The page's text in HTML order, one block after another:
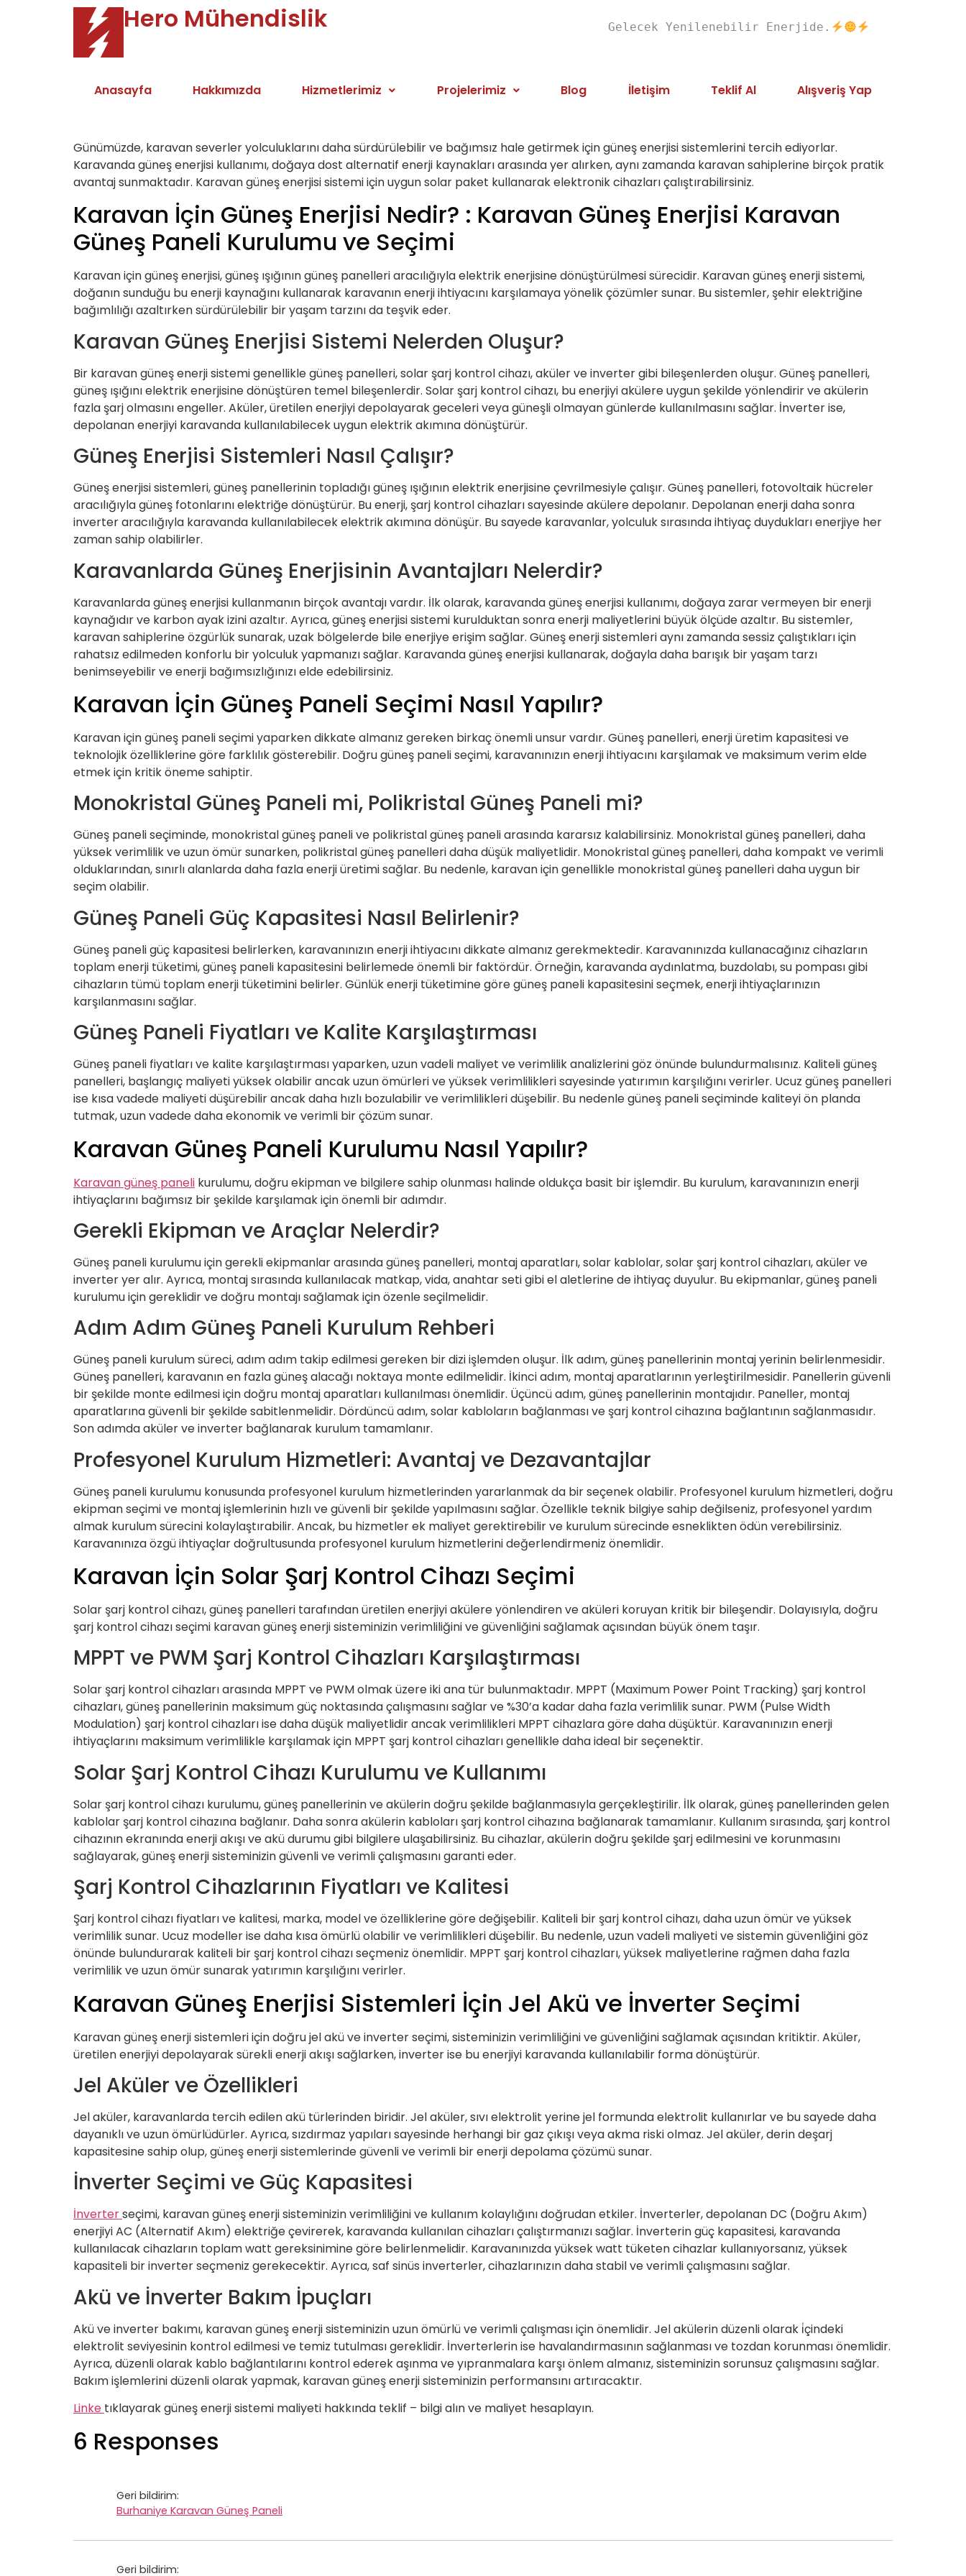
Hero Mühendislik Gelecek Yenilenebilir Enerjide.
Anasayfa Hakkımızda Hizmetlerimiz Projelerimiz Blog İletişim Teklif Al Alışveriş Yap
Günümüzde, karavan severler yolculuklarını daha sürdürülebilir ve bağımsız hale getirmek için güneş enerjisi sistemlerini tercih ediyorlar.
Karavanda güneş enerjisi kullanımı, doğaya dost alternatif enerji kaynakları arasında yer alırken, aynı zamanda karavan sahiplerine birçok pratik
avantaj sunmaktadır. Karavan güneş enerjisi sistemi için uygun solar paket kullanarak elektronik cihazları çalıştırabilirsiniz.
Karavan İçin Güneş Enerjisi Nedir? : Karavan Güneş Enerjisi Karavan
Güneş Paneli Kurulumu ve Seçimi
Karavan için güneş enerjisi, güneş ışığının güneş panelleri aracılığıyla elektrik enerjisine dönüştürülmesi sürecidir. Karavan güneş enerji sistemi,
doğanın sunduğu bu enerji kaynağını kullanarak karavanın enerji ihtiyacını karşılamaya yönelik çözümler sunar. Bu sistemler, şehir elektriğine
bağımlılığı azaltırken sürdürülebilir bir yaşam tarzını da teşvik eder.
Karavan Güneş Enerjisi Sistemi Nelerden Oluşur?
Bir karavan güneş enerji sistemi genellikle güneş panelleri, solar şarj kontrol cihazı, aküler ve inverter gibi bileşenlerden oluşur. Güneş panelleri,
güneş ışığını elektrik enerjisine dönüştüren temel bileşenlerdir. Solar şarj kontrol cihazı, bu enerjiyi akülere uygun şekilde yönlendirir ve akülerin
fazla şarj olmasını engeller. Aküler, üretilen enerjiyi depolayarak geceleri veya güneşli olmayan günlerde kullanılmasını sağlar. İnverter ise,
depolanan enerjiyi karavanda kullanılabilecek uygun elektrik akımına dönüştürür.
Güneş Enerjisi Sistemleri Nasıl Çalışır?
Güneş enerjisi sistemleri, güneş panellerinin topladığı güneş ışığının elektrik enerjisine çevrilmesiyle çalışır. Güneş panelleri, fotovoltaik hücreler
aracılığıyla güneş fotonlarını elektriğe dönüştürür. Bu enerji, şarj kontrol cihazları sayesinde akülere depolanır. Depolanan enerji daha sonra
inverter aracılığıyla karavanda kullanılabilecek elektrik akımına dönüşür. Bu sayede karavanlar, yolculuk sırasında ihtiyaç duydukları enerjiye her
zaman sahip olabilirler.
Karavanlarda Güneş Enerjisinin Avantajları Nelerdir?
Karavanlarda güneş enerjisi kullanmanın birçok avantajı vardır. İlk olarak, karavanda güneş enerjisi kullanımı, doğaya zarar vermeyen bir enerji
kaynağıdır ve karbon ayak izini azaltır. Ayrıca, güneş enerjisi sistemi kurulduktan sonra enerji maliyetlerini büyük ölçüde azaltır. Bu sistemler,
karavan sahiplerine özgürlük sunarak, uzak bölgelerde bile enerjiye erişim sağlar. Güneş enerji sistemleri aynı zamanda sessiz çalıştıkları için
rahatsız edilmeden konforlu bir yolculuk yapmanızı sağlar. Karavanda güneş enerjisi kullanarak, doğayla daha barışık bir yaşam tarzı
benimseyebilir ve enerji bağımsızlığınızı elde edebilirsiniz.
Karavan İçin Güneş Paneli Seçimi Nasıl Yapılır?
Karavan için güneş paneli seçimi yaparken dikkate almanız gereken birkaç önemli unsur vardır. Güneş panelleri, enerji üretim kapasitesi ve
teknolojik özelliklerine göre farklılık gösterebilir. Doğru güneş paneli seçimi, karavanınızın enerji ihtiyacını karşılamak ve maksimum verim elde
etmek için kritik öneme sahiptir.
Monokristal Güneş Paneli mi, Polikristal Güneş Paneli mi?
Güneş paneli seçiminde, monokristal güneş paneli ve polikristal güneş paneli arasında kararsız kalabilirsiniz. Monokristal güneş panelleri, daha
yüksek verimlilik ve uzun ömür sunarken, polikristal güneş panelleri daha düşük maliyetlidir. Monokristal güneş panelleri, daha kompakt ve verimli
olduklarından, sınırlı alanlarda daha fazla enerji üretimi sağlar. Bu nedenle, karavan için genellikle monokristal güneş panelleri daha uygun bir
seçim olabilir.
Güneş Paneli Güç Kapasitesi Nasıl Belirlenir?
Güneş paneli güç kapasitesi belirlerken, karavanınızın enerji ihtiyacını dikkate almanız gerekmektedir. Karavanınızda kullanacağınız cihazların
toplam enerji tüketimi, güneş paneli kapasitesini belirlemede önemli bir faktördür. Örneğin, karavanda aydınlatma, buzdolabı, su pompası gibi
cihazların tümü toplam enerji tüketimini belirler. Günlük enerji tüketimine göre güneş paneli kapasitesini seçmek, enerji ihtiyaçlarınızın
karşılanmasını sağlar.
Güneş Paneli Fiyatları ve Kalite Karşılaştırması
Güneş paneli fiyatları ve kalite karşılaştırması yaparken, uzun vadeli maliyet ve verimlilik analizlerini göz önünde bulundurmalısınız. Kaliteli güneş
panelleri, başlangıç maliyeti yüksek olabilir ancak uzun ömürleri ve yüksek verimlilikleri sayesinde yatırımın karşılığını verirler. Ucuz güneş panelleri
ise kısa vadede maliyeti düşürebilir ancak daha hızlı bozulabilir ve verimlilikleri düşebilir. Bu nedenle güneş paneli seçiminde kaliteyi ön planda
tutmak, uzun vadede daha ekonomik ve verimli bir çözüm sunar.
Karavan Güneş Paneli Kurulumu Nasıl Yapılır?
Karavan güneş paneli kurulumu, doğru ekipman ve bilgilere sahip olunması halinde oldukça basit bir işlemdir. Bu kurulum, karavanınızın enerji
ihtiyaçlarını bağımsız bir şekilde karşılamak için önemli bir adımdır.
Gerekli Ekipman ve Araçlar Nelerdir?
Güneş paneli kurulumu için gerekli ekipmanlar arasında güneş panelleri, montaj aparatları, solar kablolar, solar şarj kontrol cihazları, aküler ve
inverter yer alır. Ayrıca, montaj sırasında kullanılacak matkap, vida, anahtar seti gibi el aletlerine de ihtiyaç duyulur. Bu ekipmanlar, güneş paneli
kurulumu için gereklidir ve doğru montajı sağlamak için özenle seçilmelidir.
Adım Adım Güneş Paneli Kurulum Rehberi
Güneş paneli kurulum süreci, adım adım takip edilmesi gereken bir dizi işlemden oluşur. İlk adım, güneş panellerinin montaj yerinin belirlenmesidir.
Güneş panelleri, karavanın en fazla güneş alacağı noktaya monte edilmelidir. İkinci adım, montaj aparatlarının yerleştirilmesidir. Panellerin güvenli
bir şekilde monte edilmesi için doğru montaj aparatları kullanılması önemlidir. Üçüncü adım, güneş panellerinin montajıdır. Paneller, montaj
aparatlarına güvenli bir şekilde sabitlenmelidir. Dördüncü adım, solar kabloların bağlanması ve şarj kontrol cihazına bağlantının sağlanmasıdır.
Son adımda aküler ve inverter bağlanarak kurulum tamamlanır.
Profesyonel Kurulum Hizmetleri: Avantaj ve Dezavantajlar
Güneş paneli kurulumu konusunda profesyonel kurulum hizmetlerinden yararlanmak da bir seçenek olabilir. Profesyonel kurulum hizmetleri, doğru
ekipman seçimi ve montaj işlemlerinin hızlı ve güvenli bir şekilde yapılmasını sağlar. Özellikle teknik bilgiye sahip değilseniz, profesyonel yardım
almak kurulum sürecini kolaylaştırabilir. Ancak, bu hizmetler ek maliyet gerektirebilir ve kurulum sürecinde esneklikten ödün verebilirsiniz.
Karavanınıza özgü ihtiyaçlar doğrultusunda profesyonel kurulum hizmetlerini değerlendirmeniz önemlidir.
Karavan İçin Solar Şarj Kontrol Cihazı Seçimi
Solar şarj kontrol cihazı, güneş panelleri tarafından üretilen enerjiyi akülere yönlendiren ve aküleri koruyan kritik bir bileşendir. Dolayısıyla, doğru
şarj kontrol cihazı seçimi karavan güneş enerji sisteminizin verimliliğini ve güvenliğini sağlamak açısından büyük önem taşır.
MPPT ve PWM Şarj Kontrol Cihazları Karşılaştırması
Solar şarj kontrol cihazları arasında MPPT ve PWM olmak üzere iki ana tür bulunmaktadır. MPPT (Maximum Power Point Tracking) şarj kontrol
cihazları, güneş panellerinin maksimum güç noktasında çalışmasını sağlar ve %30’a kadar daha fazla verimlilik sunar. PWM (Pulse Width
Modulation) şarj kontrol cihazları ise daha düşük maliyetlidir ancak verimlilikleri MPPT cihazlara göre daha düşüktür. Karavanınızın enerji
ihtiyaçlarını maksimum verimlilikle karşılamak için MPPT şarj kontrol cihazları genellikle daha ideal bir seçenektir.
Solar Şarj Kontrol Cihazı Kurulumu ve Kullanımı
Solar şarj kontrol cihazı kurulumu, güneş panellerinin ve akülerin doğru şekilde bağlanmasıyla gerçekleştirilir. İlk olarak, güneş panellerinden gelen
kablolar şarj kontrol cihazına bağlanır. Daha sonra akülerin kabloları şarj kontrol cihazına bağlanarak tamamlanır. Kullanım sırasında, şarj kontrol
cihazının ekranında enerji akışı ve akü durumu gibi bilgilere ulaşabilirsiniz. Bu cihazlar, akülerin doğru şekilde şarj edilmesini ve korunmasını
sağlayarak, güneş enerji sisteminizin güvenli ve verimli çalışmasını garanti eder.
Şarj Kontrol Cihazlarının Fiyatları ve Kalitesi
Şarj kontrol cihazı fiyatları ve kalitesi, marka, model ve özelliklerine göre değişebilir. Kaliteli bir şarj kontrol cihazı, daha uzun ömür ve yüksek
verimlilik sunar. Ucuz modeller ise daha kısa ömürlü olabilir ve verimlilikleri düşebilir. Bu nedenle, uzun vadeli maliyeti ve sistemin güvenliğini göz
önünde bulundurarak kaliteli bir şarj kontrol cihazı seçmeniz önemlidir. MPPT şarj kontrol cihazları, yüksek maliyetlerine rağmen daha fazla
verimlilik ve uzun ömür sunarak yatırımın karşılığını verirler.
Karavan Güneş Enerjisi Sistemleri İçin Jel Akü ve İnverter Seçimi
Karavan güneş enerji sistemleri için doğru jel akü ve inverter seçimi, sisteminizin verimliliğini ve güvenliğini sağlamak açısından kritiktir. Aküler,
üretilen enerjiyi depolayarak sürekli enerji akışı sağlarken, inverter ise bu enerjiyi karavanda kullanılabilir forma dönüştürür.
Jel Aküler ve Özellikleri
Jel aküler, karavanlarda tercih edilen akü türlerinden biridir. Jel aküler, sıvı elektrolit yerine jel formunda elektrolit kullanırlar ve bu sayede daha
dayanıklı ve uzun ömürlüdürler. Ayrıca, sızdırmaz yapıları sayesinde herhangi bir gaz çıkışı veya akma riski olmaz. Jel aküler, derin deşarj
kapasitesine sahip olup, güneş enerji sistemlerinde güvenli ve verimli bir enerji depolama çözümü sunar.
İnverter Seçimi ve Güç Kapasitesi
İnverterseçimi, karavan güneş enerji sisteminizin verimliliğini ve kullanım kolaylığını doğrudan etkiler. İnverterler, depolanan DC (Doğru Akım)
enerjiyi AC (Alternatif Akım) elektriğe çevirerek, karavanda kullanılan cihazları çalıştırmanızı sağlar. İnverterin güç kapasitesi, karavanda
kullanılacak cihazların toplam watt gereksinimine göre belirlenmelidir. Karavanınızda yüksek watt tüketen cihazlar kullanıyorsanız, yüksek
kapasiteli bir inverter seçmeniz gerekecektir. Ayrıca, saf sinüs inverterler, cihazlarınızın daha stabil ve verimli çalışmasını sağlar.
Akü ve İnverter Bakım İpuçları
Akü ve inverter bakımı, karavan güneş enerji sisteminizin uzun ömürlü ve verimli çalışması için önemlidir. Jel akülerin düzenli olarak i̇çindeki
elektrolit seviyesinin kontrol edilmesi ve temiz tutulması gereklidir. İnverterlerin ise havalandırmasının sağlanması ve tozdan korunması önemlidir.
Ayrıca, düzenli olarak kablo bağlantılarını kontrol ederek aşınma ve yıpranmalara karşı önlem almanız, sisteminizin sorunsuz çalışmasını sağlar.
Bakım işlemlerini düzenli olarak yapmak, karavan güneş enerji sisteminizin performansını artıracaktır.
Linke tıklayarak güneş enerji sistemi maliyeti hakkında teklif – bilgi alın ve maliyet hesaplayın.
6 Responses
Geri bildirim:
Burhaniye Karavan Güneş Paneli
Geri bildirim: